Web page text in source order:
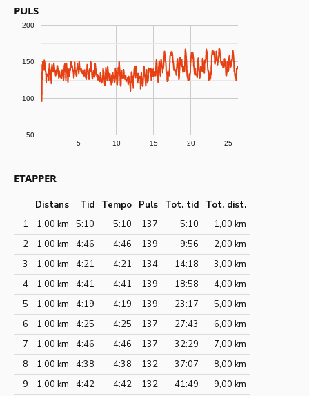
PULS
5 10 15 20 25
50
100
150
200
ETAPPER
Distans Tid Tempo Puls Tot. tid
Tot. dist.
1
1,00 km 5:10 5:10 137 5:10
1,00 km
2
1,00 km 4:46 4:46 139 9:56
2,00 km
3
1,00 km 4:21 4:21 134 14:18
3,00 km
4
1,00 km 4:41 4:41 139 18:58
4,00 km
5
1,00 km 4:19 4:19 139 23:17
5,00 km
6
1,00 km 4:25 4:25 137 27:43
6,00 km
7
1,00 km 4:46 4:46 137 32:29
7,00 km
8
1,00 km 4:38 4:38 132 37:07
8,00 km
9
1,00 km 4:42 4:42 132 41:49
9,00 km